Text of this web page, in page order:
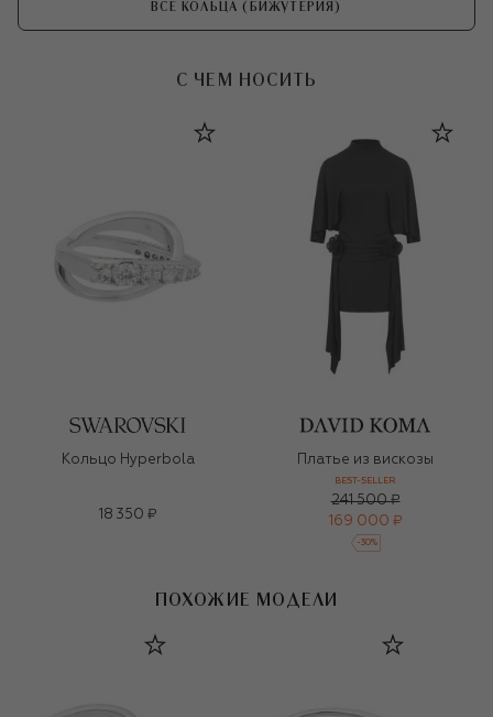
ВСЕ КОЛЬЦА (БИЖУТЕРИЯ)
С ЧЕМ НОСИТЬ
Кольцо Hyperbola
18 350 ₽
Платье из вискозы
BEST-SELLER
241 500 ₽
169 000 ₽
-30%
ПОХОЖИЕ МОДЕЛИ